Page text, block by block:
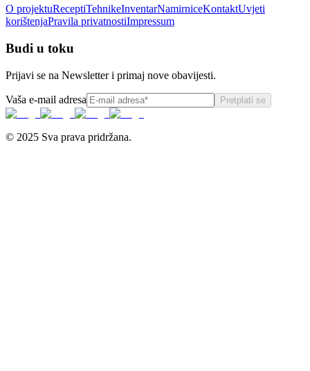
O projektuReceptiTehnikeInventarNamirniceKontaktUvjeti
korištenjaPravila privatnostiImpressum
Budi u toku
Prijavi se na Newsletter i primaj nove obavijesti.
Vaša e-mail adresa Pretplati se
© 2025 Sva prava pridržana.